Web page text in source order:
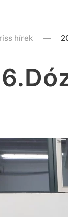
hírek